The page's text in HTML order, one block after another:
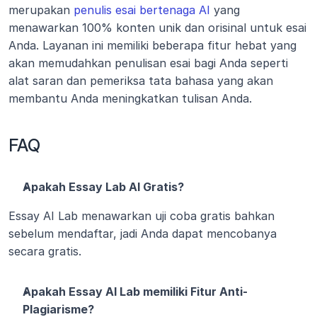
merupakan penulis esai bertenaga AI yang
menawarkan 100% konten unik dan orisinal untuk esai
Anda. Layanan ini memiliki beberapa fitur hebat yang
akan memudahkan penulisan esai bagi Anda seperti
alat saran dan pemeriksa tata bahasa yang akan
membantu Anda meningkatkan tulisan Anda.
FAQ
Apakah Essay Lab AI Gratis?
Essay AI Lab menawarkan uji coba gratis bahkan
sebelum mendaftar, jadi Anda dapat mencobanya
secara gratis.
Apakah Essay AI Lab memiliki Fitur Anti-
Plagiarisme?